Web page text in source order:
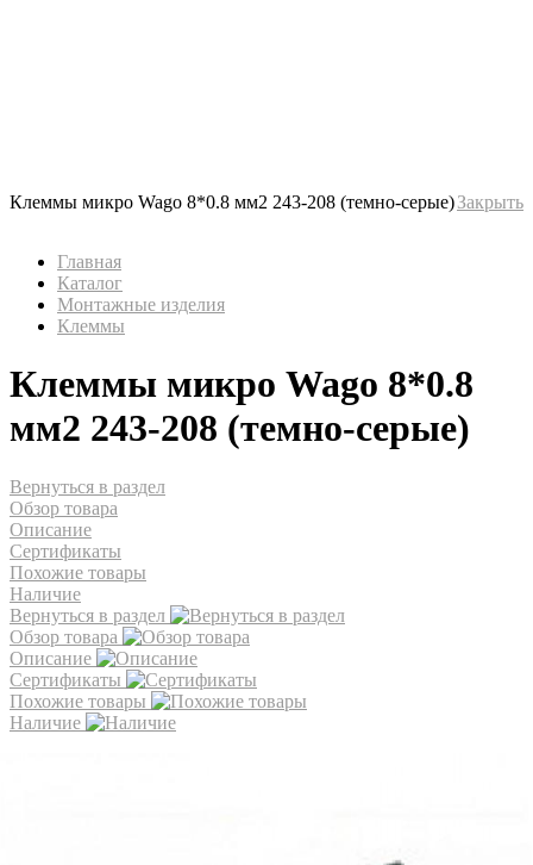
Клеммы микро Wago 8*0.8 мм2 243-208 (темно-серые)Закрыть
Главная
Каталог
Монтажные изделия
Клеммы
Клеммы микро Wago 8*0.8
мм2 243-208 (темно-серые)
Вернуться в раздел
Обзор товара
Описание
Сертификаты
Похожие товары
Наличие
Вернуться в раздел
Обзор товара
Описание
Сертификаты
Похожие товары
Наличие